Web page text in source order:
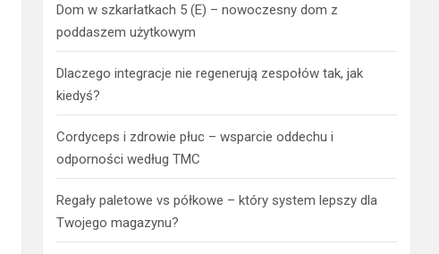
Dom w szkarłatkach 5 (E) – nowoczesny dom z
poddaszem użytkowym
Dlaczego integracje nie regenerują zespołów tak, jak
kiedyś?
Cordyceps i zdrowie płuc – wsparcie oddechu i
odporności według TMC
Regały paletowe vs półkowe – który system lepszy dla
Twojego magazynu?